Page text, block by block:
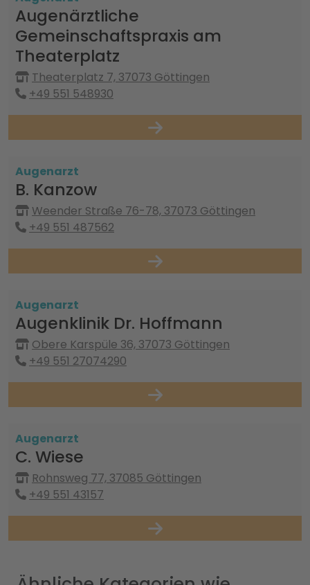
Augenärztliche
Gemeinschaftspraxis am
Theaterplatz
Theaterplatz 7, 37073 Göttingen
+49 551 548930
Augenarzt
B. Kanzow
Weender Straße 76-78, 37073 Göttingen
+49 551 487562
Augenarzt
Augenklinik Dr. Hoffmann
Obere Karspüle 36, 37073 Göttingen
+49 551 27074290
Augenarzt
C. Wiese
Rohnsweg 77, 37085 Göttingen
+49 551 43157